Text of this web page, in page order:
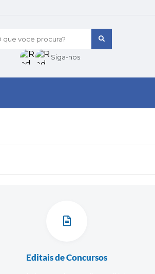
voce procura?
Siga-nos
Editais de Concursos